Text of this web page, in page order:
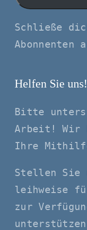
Schließe
Abonnenten
Helfen Sie uns!
Bitte
Arbeit! Wir
Ihre
Stellen Sie
leihweise
zur